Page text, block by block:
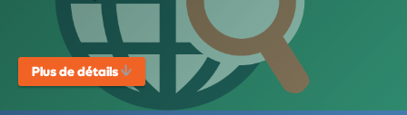
Plus de détails